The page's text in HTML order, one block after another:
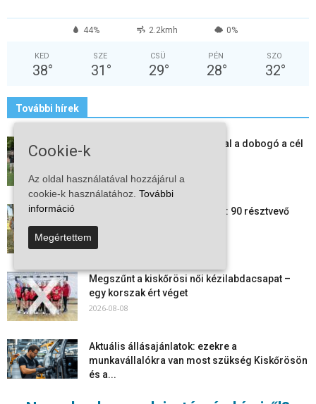
44% 2.2kmh 0%
KED
38°
SZE
31 °
CSÜ
29°
PÉN
28°
SZO
32°
További hírek
Kiskőrösi LC II.: öt új játékossal a dobogó a cél
2026-08-09
24 órás futás a Vadkerti-tónál: 90 résztvevő
1180 kilométert teljesített
2026-08-09
Megszűnt a kiskőrösi női kézilabdacsapat –
egy korszak ért véget
2026-08-08
Aktuális állásajánlatok: ezekre a
munkavállalókra van most szükség Kiskőrösön
és a...
Cookie-k
Az oldal használatával hozzájárul a
cookie-k használatához. További
információ
Megértettem